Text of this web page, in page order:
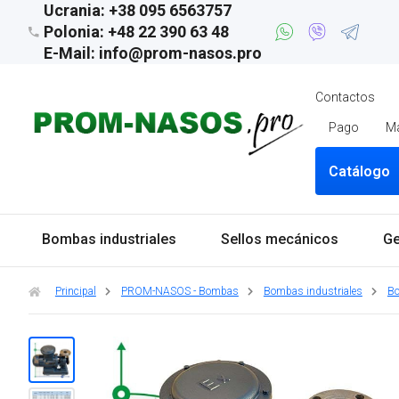
Ucrania: +38 095 6563757
Polonia: +48 22 390 63 48
E-Mail: info@prom-nasos.pro
Contactos
Pago
Catálogo
Bombas industriales Sellos mecánicos
Principal PROM-NASOS - Bombas Bombas industriales